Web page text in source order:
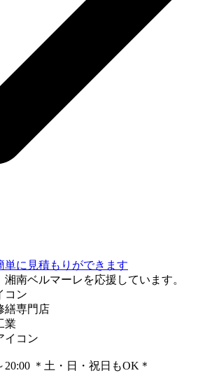
単に見積もりができます
繕専門店
業
20:00 ＊土・日・祝日もOK＊